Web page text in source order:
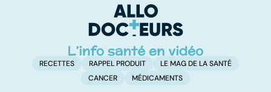
levée de
l'anonymat
RECETTES RAPPEL PRODUIT
LE MAG DE LA SANTÉ
CANCER
MÉDICAMENTS